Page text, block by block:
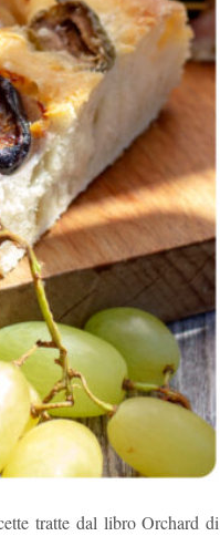
tratte dal libro Orchard di